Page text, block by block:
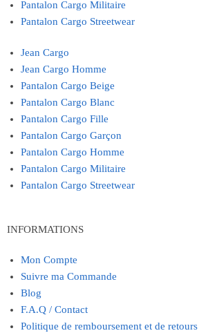
Pantalon Cargo Militaire
Pantalon Cargo Streetwear
Jean Cargo
Jean Cargo Homme
Pantalon Cargo Beige
Pantalon Cargo Blanc
Pantalon Cargo Fille
Pantalon Cargo Garçon
Pantalon Cargo Homme
Pantalon Cargo Militaire
Pantalon Cargo Streetwear
INFORMATIONS
Mon Compte
Suivre ma Commande
Blog
F.A.Q / Contact
Politique de remboursement et de retours